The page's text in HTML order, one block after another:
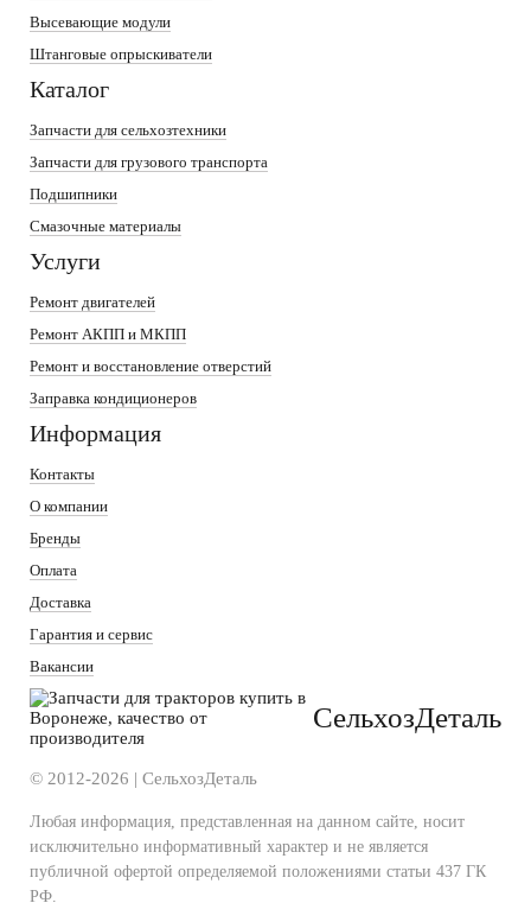
СельхозДеталь
© 2012-2026 | СельхозДеталь
Любая информация, представленная на данном сайте, носит
исключительно информативный характер и не является
публичной офертой определяемой положениями статьи 437 ГК
РФ.
Высевающие модули
Штанговые опрыскиватели
Каталог
Запчасти для сельхозтехники
Запчасти для грузового транспорта
Подшипники
Смазочные материалы
Услуги
Ремонт двигателей
Ремонт АКПП и МКПП
Ремонт и восстановление отверстий
Заправка кондиционеров
Информация
Контакты
О компании
Бренды
Оплата
Доставка
Гарантия и сервис
Вакансии